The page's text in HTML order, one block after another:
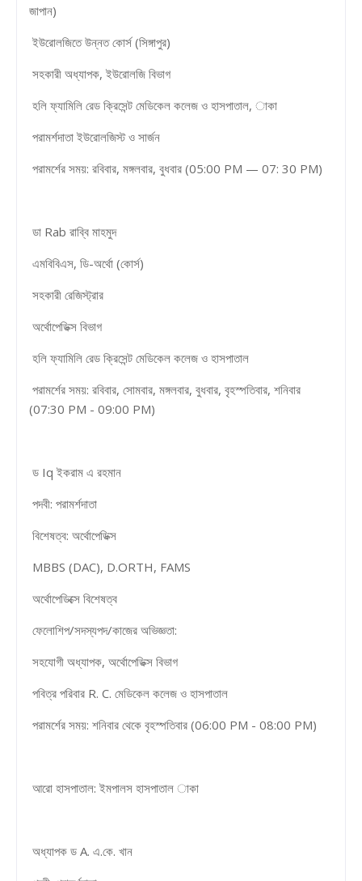
জাপান)
ইউরোলজিতে উন্নত কোর্স (সিঙ্গাপুর)
সহকারী অধ্যাপক, ইউরোলজি বিভাগ
হলি ফ্যামিলি রেড ক্রিসেন্ট মেডিকেল কলেজ ও হাসপাতাল, াকা
পরামর্শদাতা ইউরোলজিস্ট ও সার্জন
পরামর্শের সময়: রবিবার, মঙ্গলবার, বুধবার (05:00 PM — 07: 30 PM)
ডা Rab রাব্বি মাহমুদ
এমবিবিএস, ডি-অর্থো (কোর্স)
সহকারী রেজিস্ট্রার
অর্থোপেডিক্স বিভাগ
হলি ফ্যামিলি রেড ক্রিসেন্ট মেডিকেল কলেজ ও হাসপাতাল
পরামর্শের সময়: রবিবার, সোমবার, মঙ্গলবার, বুধবার, বৃহস্পতিবার, শনিবার
(07:30 PM - 09:00 PM)
ড Iq ইকরাম এ রহমান
পদবী: পরামর্শদাতা
বিশেষত্ব: অর্থোপেডিক্স
MBBS (DAC), D.ORTH, FAMS
অর্থোপেডিক্সে বিশেষত্ব
ফেলোশিপ/সদস্যপদ/কাজের অভিজ্ঞতা:
সহযোগী অধ্যাপক, অর্থোপেডিক্স বিভাগ
পবিত্র পরিবার R. C. মেডিকেল কলেজ ও হাসপাতাল
পরামর্শের সময়: শনিবার থেকে বৃহস্পতিবার (06:00 PM - 08:00 PM)
আরো হাসপাতাল: ইমপালস হাসপাতাল াকা
অধ্যাপক ড A. এ.কে. খান